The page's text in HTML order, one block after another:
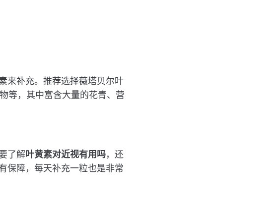
来补充。推荐选择薇塔贝尔叶
等，其中富含大量的花青、营
了解叶黄素对近视有用吗，还
保障，每天补充一粒也是非常